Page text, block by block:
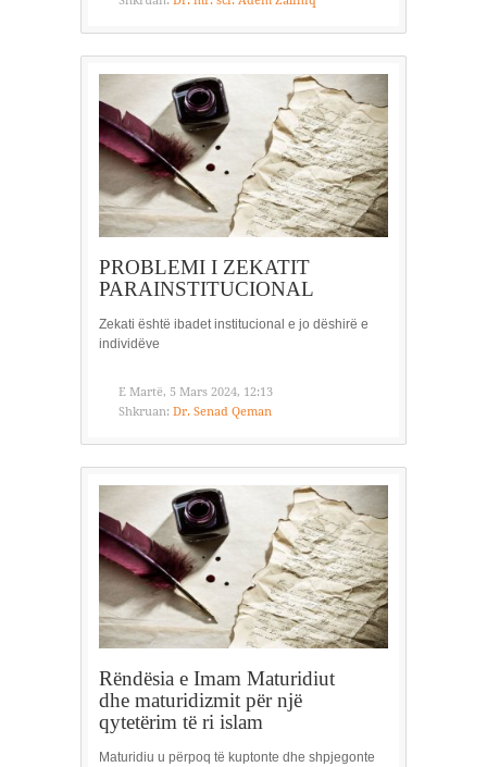
PROBLEMI I ZEKATIT
PARAINSTITUCIONAL
Zekati është ibadet institucional e jo dëshirë e
individëve
E Martë, 5 Mars 2024, 12:13
Shkruan: Dr. Senad Qeman
Rëndësia e Imam Maturidiut
dhe maturidizmit për një
qytetërim të ri islam
Maturidiu u përpoq të kuptonte dhe shpjegonte